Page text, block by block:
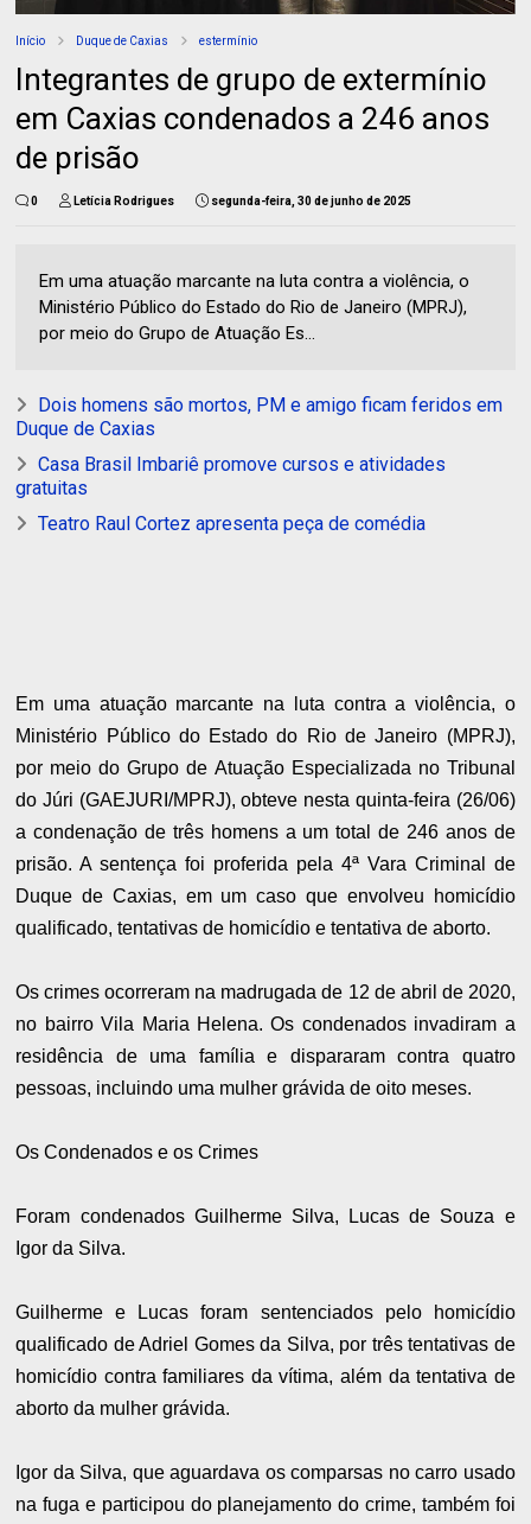
Início Duque de Caxias estermínio
Integrantes de grupo de extermínio
em Caxias condenados a 246 anos
de prisão
0 Letícia Rodrigues segunda-feira, 30 de junho de 2025
Em uma atuação marcante na luta contra a violência, o
Ministério Público do Estado do Rio de Janeiro (MPRJ),
por meio do Grupo de Atuação Es...
Dois homens são mortos, PM e amigo ficam feridos em
Duque de Caxias
Casa Brasil Imbariê promove cursos e atividades
gratuitas
Teatro Raul Cortez apresenta peça de comédia
Em uma atuação marcante na luta contra a violência, o
Ministério Público do Estado do Rio de Janeiro (MPRJ),
por meio do Grupo de Atuação Especializada no Tribunal
do Júri (GAEJURI/MPRJ), obteve nesta quinta-feira (26/06)
a condenação de três homens a um total de 246 anos de
prisão. A sentença foi proferida pela 4ª Vara Criminal de
Duque de Caxias, em um caso que envolveu homicídio
qualificado, tentativas de homicídio e tentativa de aborto.
Os crimes ocorreram na madrugada de 12 de abril de 2020,
no bairro Vila Maria Helena. Os condenados invadiram a
residência de uma família e dispararam contra quatro
pessoas, incluindo uma mulher grávida de oito meses.
Os Condenados e os Crimes
Foram condenados Guilherme Silva, Lucas de Souza e
Igor da Silva.
Guilherme e Lucas foram sentenciados pelo homicídio
qualificado de Adriel Gomes da Silva, por três tentativas de
homicídio contra familiares da vítima, além da tentativa de
aborto da mulher grávida.
Igor da Silva, que aguardava os comparsas no carro usado
na fuga e participou do planejamento do crime, também foi